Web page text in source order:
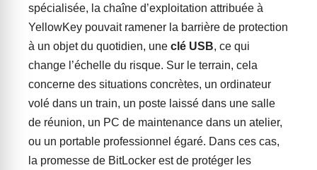
spécialisée, la chaîne d’exploitation attribuée à
YellowKey pouvait ramener la barrière de protection
à un objet du quotidien, une clé USB, ce qui
change l’échelle du risque. Sur le terrain, cela
concerne des situations concrètes, un ordinateur
volé dans un train, un poste laissé dans une salle
de réunion, un PC de maintenance dans un atelier,
ou un portable professionnel égaré. Dans ces cas,
la promesse de BitLocker est de protéger les